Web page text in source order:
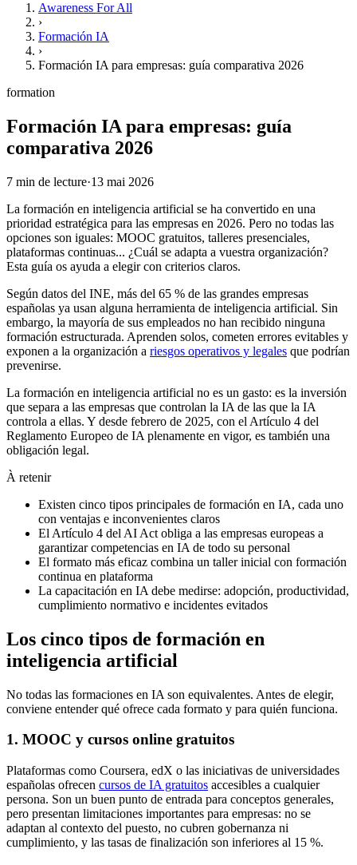
Awareness For All
›
Formación IA
›
Formación IA para empresas: guía comparativa 2026
formation
Formación IA para empresas: guía
comparativa 2026
7 min de lecture·13 mai 2026
La formación en inteligencia artificial se ha convertido en una
prioridad estratégica para las empresas en 2026. Pero no todas las
opciones son iguales: MOOC gratuitos, talleres presenciales,
plataformas continuas... ¿Cuál se adapta a vuestra organización?
Esta guía os ayuda a elegir con criterios claros.
Según datos del INE, más del 65 % de las grandes empresas
españolas ya usan alguna herramienta de inteligencia artificial. Sin
embargo, la mayoría de sus empleados no han recibido ninguna
formación estructurada. Aprenden solos, cometen errores evitables y
exponen a la organización a riesgos operativos y legales que podrían
prevenirse.
La formación en inteligencia artificial no es un gasto: es la inversión
que separa a las empresas que controlan la IA de las que la IA
controla a ellas. Y desde febrero de 2025, con el Artículo 4 del
Reglamento Europeo de IA plenamente en vigor, es también una
obligación legal.
À retenir
Existen cinco tipos principales de formación en IA, cada uno
con ventajas e inconvenientes claros
El Artículo 4 del AI Act obliga a las empresas europeas a
garantizar competencias en IA de todo su personal
El formato más eficaz combina un taller inicial con formación
continua en plataforma
La capacitación en IA debe medirse: adopción, productividad,
cumplimiento normativo e incidentes evitados
Los cinco tipos de formación en
inteligencia artificial
No todas las formaciones en IA son equivalentes. Antes de elegir,
conviene entender qué ofrece cada formato y para quién funciona.
1. MOOC y cursos online gratuitos
Plataformas como Coursera, edX o las iniciativas de universidades
españolas ofrecen cursos de IA gratuitos accesibles a cualquier
persona. Son un buen punto de entrada para conceptos generales,
pero presentan limitaciones importantes para empresas: no se
adaptan al contexto del puesto, no cubren gobernanza ni
cumplimiento, y las tasas de finalización son inferiores al 15 %.